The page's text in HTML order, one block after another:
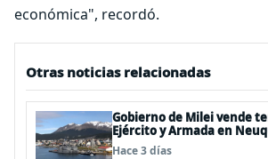
económica", recordó.
Otras noticias relacionadas
Gobierno de Milei vende
Ejército y Armada en
Hace 3 días